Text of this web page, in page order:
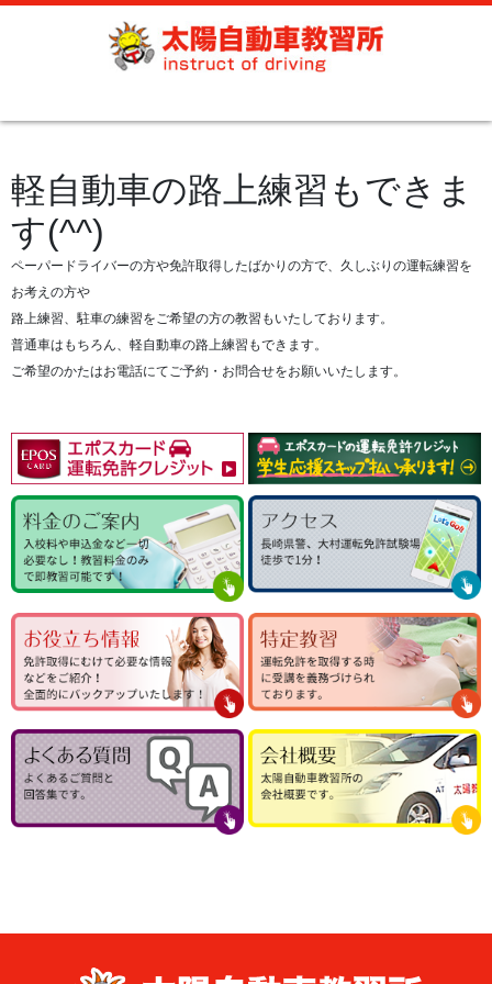
軽自動車の路上練習もできま
す(^^)
ペーパードライバーの方や免許取得したばかりの方で、久しぶりの運転練習を
お考えの方や
路上練習、駐車の練習をご希望の方の教習もいたしております。
普通車はもちろん、軽自動車の路上練習もできます。
ご希望のかたはお電話にてご予約・お問合せをお願いいたします。